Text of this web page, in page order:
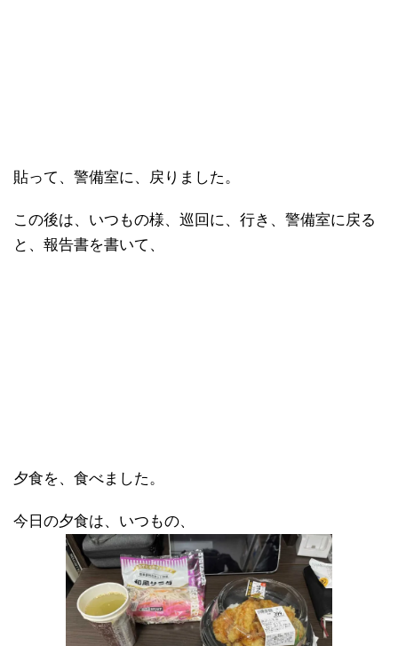
貼って、警備室に、戻りました。
この後は、いつもの様、巡回に、行き、警備室に戻る
と、報告書を書いて、
夕食を、食べました。
今日の夕食は、いつもの、